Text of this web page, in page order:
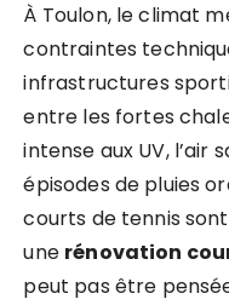
À Toulon, le climat
contraintes
infrastructures
entre les fortes
intense aux UV, l’air
épisodes de pluies
courts de tennis
une rénovation
peut pas être